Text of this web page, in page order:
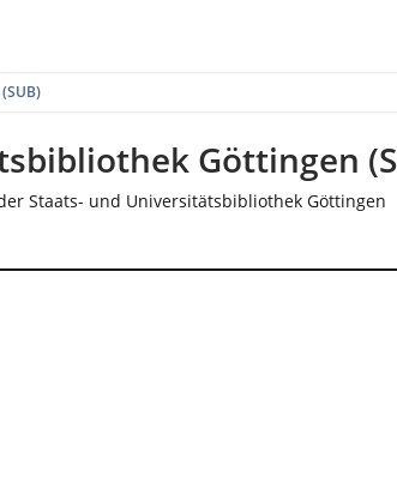
Göttingen
Staats- und Universitätsbibliothek Göttingen